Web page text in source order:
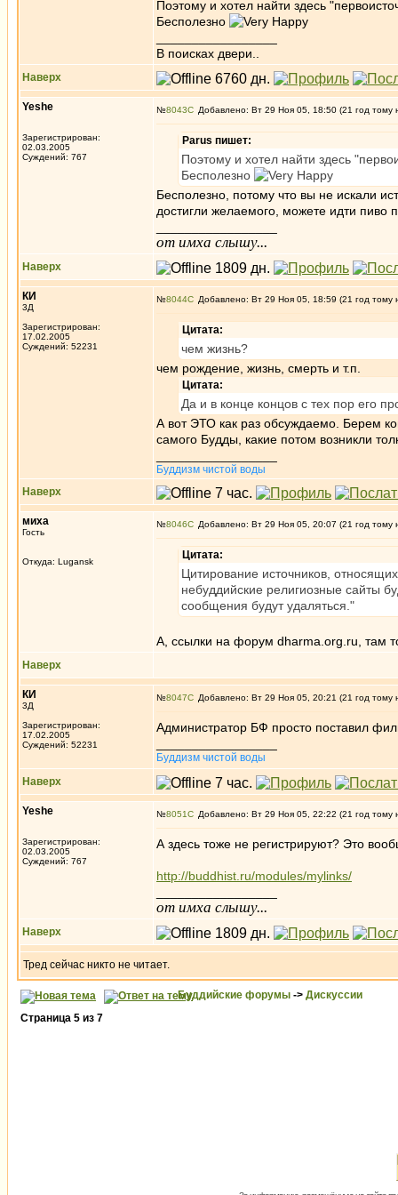
Поэтому и хотел найти здесь
Бесполезно
В поисках двери..
Наверх
Yeshe
Зарегистрирован:
02.03.2005
Суждений: 767
№8043 Добавлено: Вт 29 Ноя 05, 18:50 (21 год тому
Parus пишет:
Поэтому и хотел найти здесь
Бесполезно
Бесполезно, потому что вы не искали
достигли желаемого, можете идти
от имха слышу...
Наверх
КИ
3Д
Зарегистрирован:
17.02.2005
Суждений: 52231
№8044 Добавлено: Вт 29 Ноя 05, 18:59 (21 год тому
Цитата:
чем жизнь?
чем рождение, жизнь, смерть и т.п.
Цитата:
Да и в конце концов с тех пор его
А вот ЭТО как раз обсуждаемо. Берем
самого Будды, какие потом возникли
Буддизм чистой воды
Наверх
миха
Гость
Откуда: Lugansk
№8046 Добавлено: Вт 29 Ноя 05, 20:07 (21 год тому
Цитата:
Цитирование источников,
небуддийские религиозные сайты
сообщения будут удаляться."
А, ссылки на форум dharma.org.ru, там
Наверх
КИ
3Д
Зарегистрирован:
17.02.2005
Суждений: 52231
№8047 Добавлено: Вт 29 Ноя 05, 20:21 (21 год тому
Администратор БФ просто поставил
Буддизм чистой воды
Наверх
Yeshe
Зарегистрирован:
02.03.2005
Суждений: 767
№8051 Добавлено: Вт 29 Ноя 05, 22:22 (21 год тому
А здесь тоже не регистрируют? Это
http://buddhist.ru/modules/mylinks/
от имха слышу...
Наверх
Тред сейчас никто не читает.
Буддийские форумы -> Дискуссии
Страница 5 из 7